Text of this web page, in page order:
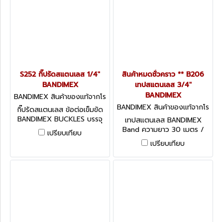
S252 กิ๊ปรัดสแตนเลส 1/4"
BANDIMEX
BANDIMEX สินค้าของแท้จากโร
งงานผู้ผลิต S252
กิ๊ปรัดสแตนเลส ข้อต่อเข็มขัด
BANDIMEX BUCKLES บรรจุ
100 ตัว / กล่อง มีหลายขนาด
ให้เลือก
เปรียบเทียบ
สินค้าหมดชั่วคราว ** B206
เทปสแตนเลส 3/4"
BANDIMEX
BANDIMEX สินค้าของแท้จากโร
งงานผู้ผลิต B206
เทปสแตนเลส BANDIMEX
Band ความยาว 30 เมตร /
ม้วน มีหลายขนาดให้เลือก
BANDIMEX BAND
เปรียบเทียบ